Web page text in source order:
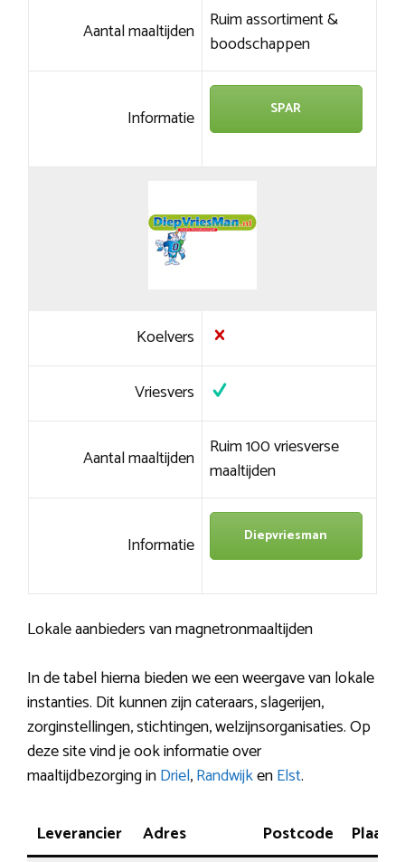
Aantal maaltijden Ruim assortiment &
boodschappen
Informatie SPAR
Koelvers
Vriesvers
Aantal maaltijden Ruim 100 vriesverse
maaltijden
Informatie Diepvriesman
Lokale aanbieders van magnetronmaaltijden
In de tabel hierna bieden we een weergave van lokale
instanties. Dit kunnen zijn cateraars, slagerijen,
zorginstellingen, stichtingen, welzijnsorganisaties. Op
deze site vind je ook informatie over
maaltijdbezorging inDriel,RandwijkenElst.
Leverancier Adres Postcode
Plaats